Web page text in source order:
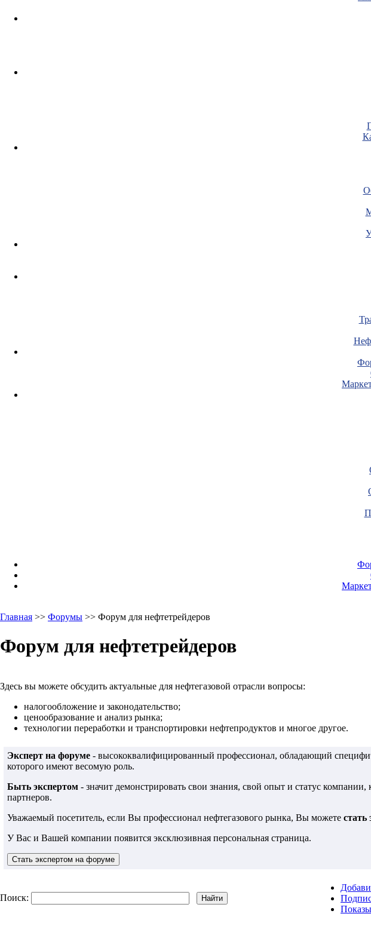
Главная >> Форумы >> Форум для нефтетрейдеров
Форум для нефтетрейдеров
Здесь вы можете обсудить актуальные для нефтегазовой отрасли вопросы:
налогообложение и законодательство;
ценообразование и анализ рынка;
технологии переработки и транспортировки нефтепродуктов и многое другое.
Эксперт на форуме - высококвалифицированный профессионал, обладающий
которого имеют весомую роль.
Быть экспертом - значит демонстрировать свои знания, свой опыт и статус
партнеров.
Уважаемый посетитель, если Вы профессионал нефтегазового рынка, Вы можете стать
У Вас и Вашей компании появится эксклюзивная персональная страница.
Поиск: